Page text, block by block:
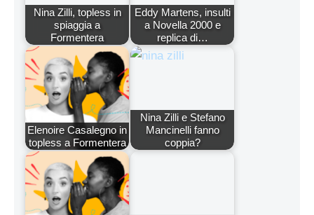
Nina Zilli, topless in
spiaggia a
Formentera
Eddy Martens, insulti
a Novella 2000 e
replica di…
Elenoire Casalegno in
topless a Formentera
Nina Zilli e Stefano
Mancinelli fanno
coppia?